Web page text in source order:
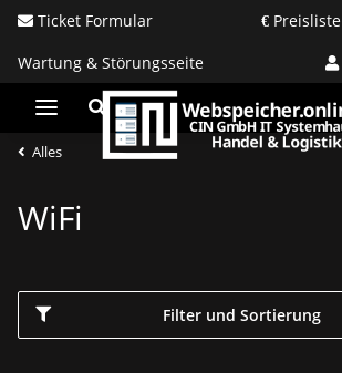
Ticket Formular Preisliste
Wartung & Störungsseite
Alles
WiFi
Filter und Sortierung